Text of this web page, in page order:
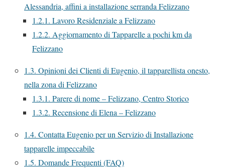
Alessandria, affini a installazione serranda Felizzano
1.2.1. Lavoro Residenziale a Felizzano
1.2.2. Aggiornamento di Tapparelle a pochi km da
Felizzano
1.3. Opinioni dei Clienti di Eugenio, il tapparellista onesto,
nella zona di Felizzano
1.3.1. Parere di nome – Felizzano, Centro Storico
1.3.2. Recensione di Elena – Felizzano
1.4. Contatta Eugenio per un Servizio di Installazione
tapparelle impeccabile
1.5. Domande Frequenti (FAQ)